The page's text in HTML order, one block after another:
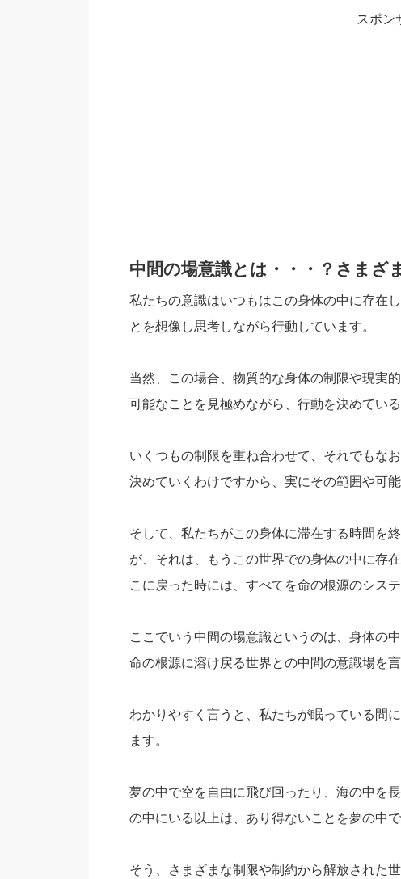
スポン
中間の場意識とは・・・？さまざ
私たちの意識はいつもはこの身体の中に存在
とを想像し思考しながら行動しています。
当然、この場合、物質的な身体の制限や現実
可能なことを見極めながら、行動を決めている
いくつもの制限を重ね合わせて、それでもな
決めていくわけですから、実にその範囲や可
そして、私たちがこの身体に滞在する時間を
が、それは、もうこの世界での身体の中に存
こに戻った時には、すべてを命の根源のシス
ここでいう中間の場意識というのは、身体の
命の根源に溶け戻る世界との中間の意識場を言
わかりやすく言うと、私たちが眠っている間
ます。
夢の中で空を自由に飛び回ったり、海の中を
の中にいる以上は、あり得ないことを夢の中
そう、さまざまな制限や制約から解放された